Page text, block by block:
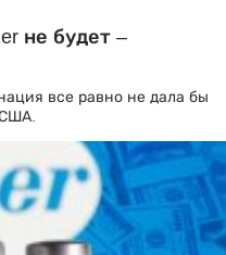
не будет –
все равно не дала бы